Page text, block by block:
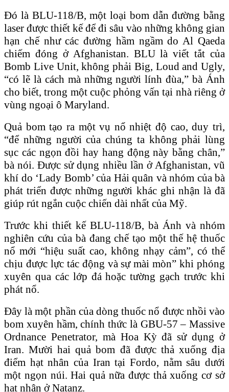
Đó là BLU-118/B, một loại bom dẫn đường bằng
laser được thiết kế để đi sâu vào những không gian
hạn chế như các đường hầm ngầm do Al Qaeda
chiếm đóng ở Afghanistan. BLU là viết tắt của
Bomb Live Unit, không phải Big, Loud and Ugly,
“có lẽ là cách mà những người lính đùa,” bà Ánh
cho biết, trong một cuộc phỏng vấn tại nhà riêng ở
vùng ngoại ô Maryland.
Quả bom tạo ra một vụ nổ nhiệt độ cao, duy trì,
“để những người của chúng ta không phải lùng
sục các ngọn đồi hay hang động này bằng chân,”
bà nói. Được sử dụng nhiều lần ở Afghanistan, vũ
khí do ‘Lady Bomb’ của Hải quân và nhóm của bà
phát triển được những người khác ghi nhận là đã
giúp rút ngắn cuộc chiến dài nhất của Mỹ.
Trước khi thiết kế BLU-118/B, bà Ánh và nhóm
nghiên cứu của bà đang chế tạo một thế hệ thuốc
nổ mới “hiệu suất cao, không nhạy cảm”, có thể
chịu được lực tác động và sự mài mòn” khi phóng
xuyên qua các lớp đá hoặc tường gạch trước khi
phát nổ.
Đây là một phần của dòng thuốc nổ được nhồi vào
bom xuyên hầm, chính thức là GBU-57 – Massive
Ordnance Penetrator, mà Hoa Kỳ đã sử dụng ở
Iran. Mười hai quả bom đã được thả xuống địa
điểm hạt nhân của Iran tại Fordo, nằm sâu dưới
một ngọn núi. Hai quả nữa được thả xuống cơ sở
hạt nhân ở Natanz.